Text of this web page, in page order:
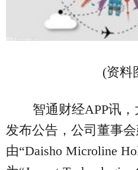
(资料
智通财经APP讯
发布公告，公司董事
由“Daisho Microline